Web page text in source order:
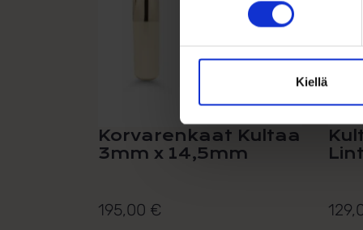
Kiellä
Korvarenkaat Kultaa
3mm x 14,5mm
195,00 €